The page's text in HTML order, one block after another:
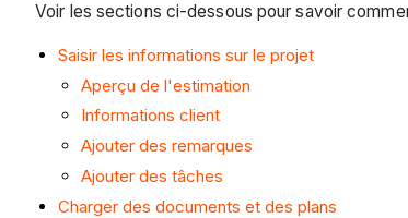
Voir les sections ci-dessous pour savoir
Saisir les informations sur le projet
Aperçu de l'estimation
Informations client
Ajouter des remarques
Ajouter des tâches
Charger des documents et des plans